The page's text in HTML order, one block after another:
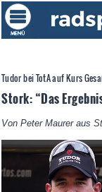
Tudor bei TotA auf Kurs
Stork: “Das
Von Peter Maurer aus